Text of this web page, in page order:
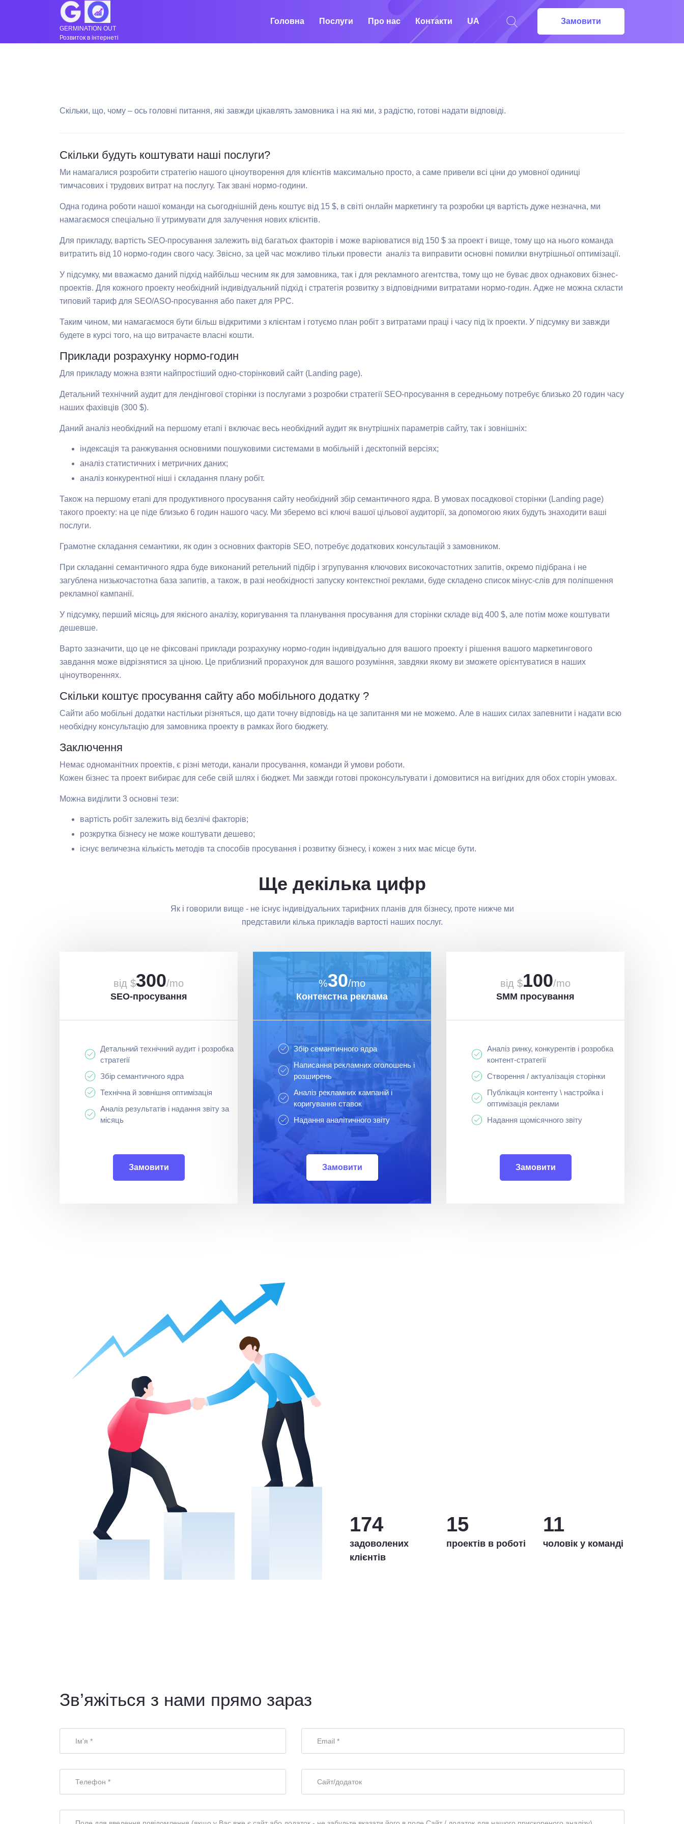
GERMINATION OUT
Розвиток в інтернеті
Головна Послуги Про нас Контакти UA Замовити
Скільки, що, чому – ось головні питання, які завжди цікавлять замовника і на які ми, з радістю, готові надати відповіді.
Скільки будуть коштувати наші послуги?
Ми намагалися розробити стратегію нашого ціноутворення для клієнтів максимально просто, а саме привели всі ціни до умовної одиниці
тимчасових і трудових витрат на послугу. Так звані нормо-години.
Одна година роботи нашої команди на сьогоднішній день коштує від 15 $, в світі онлайн маркетингу та розробки ця вартість дуже незначна, ми
намагаємося спеціально її утримувати для залучення нових клієнтів.
Для прикладу, вартість SEO-просування залежить від багатьох факторів і може варіюватися від 150 $ за проект і вище, тому що на нього команда
витратить від 10 нормо-годин свого часу. Звісно, за цей час можливо тільки провести аналіз та виправити основні помилки внутрішньої оптимізації.
У підсумку, ми вважаємо даний підхід найбільш чесним як для замовника, так і для рекламного агентства, тому що не буває двох однакових бізнес-
проектів. Для кожного проекту необхідний індивідуальний підхід і стратегія розвитку з відповідними витратами нормо-годин. Адже не можна скласти
типовий тариф для SEO/ASO-просування або пакет для PPC.
Таким чином, ми намагаємося бути більш відкритими з клієнтам і готуємо план робіт з витратами праці і часу під їх проекти. У підсумку ви завжди
будете в курсі того, на що витрачаєте власні кошти.
Приклади розрахунку нормо-годин
Для прикладу можна взяти найпростіший одно-сторінковий сайт (Landing page).
Детальний технічний аудит для лендінгової сторінки із послугами з розробки стратегії SEO-просування в середньому потребує близько 20 годин часу
наших фахівців (300 $).
Даний аналіз необхідний на першому етапі і включає весь необхідний аудит як внутрішніх параметрів сайту, так і зовнішніх:
індексація та ранжування основними пошуковими системами в мобільній і десктопній версіях;
аналіз статистичних і метричних даних;
аналіз конкурентної ніші і складання плану робіт.
Також на першому етапі для продуктивного просування сайту необхідний збір семантичного ядра. В умовах посадкової сторінки (Landing page)
такого проекту: на це піде близько 6 годин нашого часу. Ми зберемо всі ключі вашої цільової аудиторії, за допомогою яких будуть знаходити ваші
послуги.
Грамотне складання семантики, як один з основних факторів SEO, потребує додаткових консультацій з замовником.
При складанні семантичного ядра буде виконаний ретельний підбір і згрупування ключових високочастотних запитів, окремо підібрана і не
загублена низькочастотна база запитів, а також, в разі необхідності запуску контекстної реклами, буде складено список мінус-слів для поліпшення
рекламної кампанії.
У підсумку, перший місяць для якісного аналізу, коригування та планування просування для сторінки складе від 400 $, але потім може коштувати
дешевше.
Варто зазначити, що це не фіксовані приклади розрахунку нормо-годин індивідуально для вашого проекту і рішення вашого маркетингового
завдання може відрізнятися за ціною. Це приблизний прорахунок для вашого розуміння, завдяки якому ви зможете орієнтуватися в наших
ціноутвореннях.
Скільки коштує просування сайту або мобільного додатку ?
Сайти або мобільні додатки настільки різняться, що дати точну відповідь на це запитання ми не можемо. Але в наших силах запевнити і надати всю
необхідну консультацію для замовника проекту в рамках його бюджету.
Заключення
Немає одноманітних проектів, є різні методи, канали просування, команди й умови роботи.
Кожен бізнес та проект вибирає для себе свій шлях і бюджет. Ми завжди готові проконсультувати і домовитися на вигідних для обох сторін умовах.
Можна виділити 3 основні тези:
вартість робіт залежить від безлічі факторів;
розкрутка бізнесу не може коштувати дешево;
існує величезна кількість методів та способів просування і розвитку бізнесу, і кожен з них має місце бути.
Ще декілька цифр
Як і говорили вище - не існує індивідуальних тарифних планів для бізнесу, проте нижче ми
представили кілька прикладів вартості наших послуг.
від $300/mo
SEO-просування
Детальний технічний аудит і розробка
стратегії
Збір семантичного ядра
Технічна й зовнішня оптимізація
Аналіз результатів і надання звіту за
місяць
Замовити
%30/mo
Контекстна реклама
Збір семантичного ядра
Написання рекламних оголошень і
розширень
Аналіз рекламних кампаній і
коригування ставок
Надання аналітичного звіту
Замовити
від $100/mo
SMM просування
Аналіз ринку, конкурентів і розробка
контент-стратегії
Створення / актуалізація сторінки
Публікація контенту \ настройка і
оптимізація реклами
Надання щомісячного звіту
Замовити
174
задоволених
клієнтів
15
проектів в роботі
11
чоловік у команді
Зв’яжіться з нами прямо зараз